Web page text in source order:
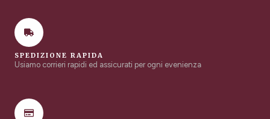
SPEDIZIONE RAPIDA
Usiamo corrieri rapidi ed assicurati per ogni evenienza